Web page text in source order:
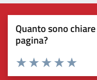
Quanto sono
pagina?
Valuta 5
Valuta 4
Valuta 3 stelle
Valuta 2 stelle su 5
Valuta 1 stelle su 5